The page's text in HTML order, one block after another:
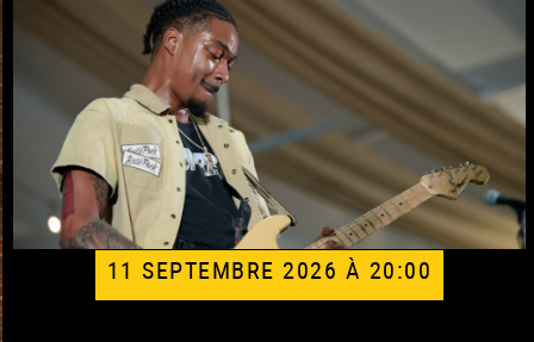
11 SEPTEMBRE 2026 À 20:00